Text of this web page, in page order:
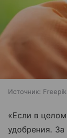
Источник: Freepik
«Если в
удобрения.